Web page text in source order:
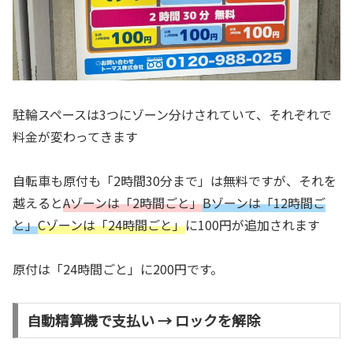
駐輪スペースは3つにゾーン分けされていて、それぞれで
料金が変わってきます
自転車も原付も「2時間30分まで」は無料ですが、それを
越えるとAゾーンは「2時間ごと」Bゾーンは「12時間ご
と」Cゾーンは「24時間ごと」に100円が追加されます
原付は「24時間ごと」に200円です。
自動精算機で支払い → ロックを解除